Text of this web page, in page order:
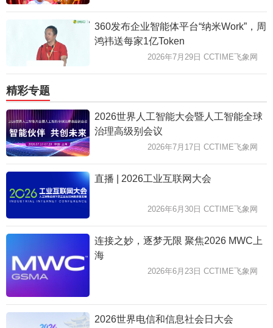
360发布企业智能体平台“纳米Work”，周
鸿祎送每家1亿Token
2026年7月29日 CCTIME飞象网
精彩专题
2026世界人工智能大会暨人工智能全球
治理高级别会议
2026年7月17日 CCTIME飞象网
直播 | 2026工业互联网大会
2026年6月30日 CCTIME飞象网
连接之妙，逐梦无限 聚焦2026 MWC上
海
2026年6月23日 CCTIME飞象网
2026世界电信和信息社会日大会